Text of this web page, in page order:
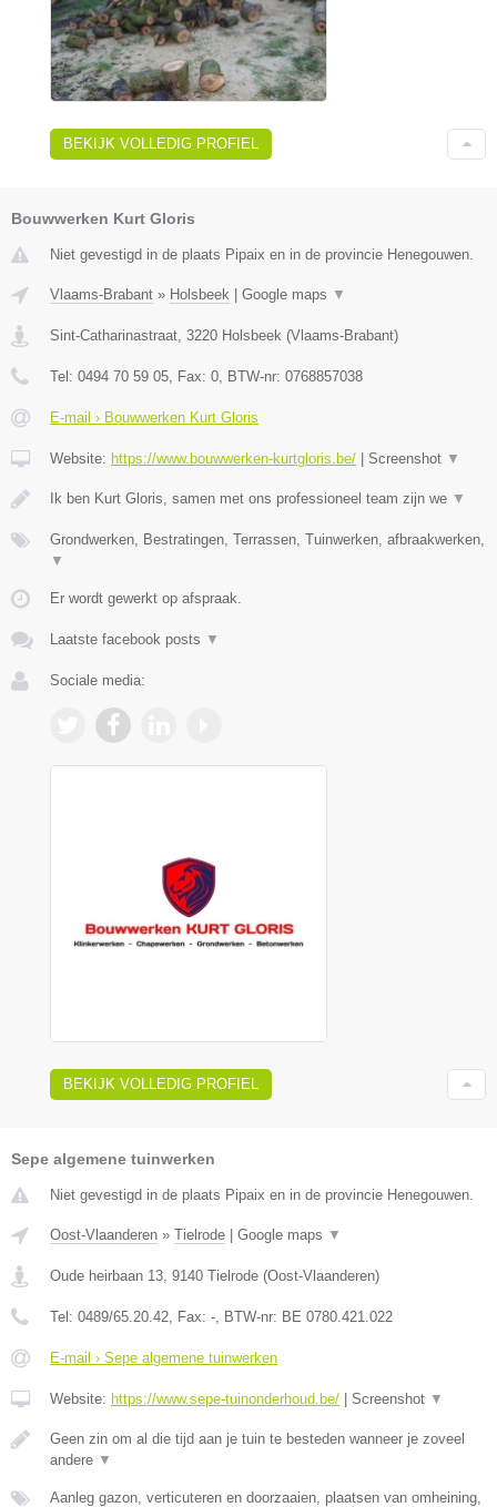
BEKIJK VOLLEDIG PROFIEL
Bouwwerken Kurt Gloris
Niet gevestigd in de plaats Pipaix en in de provincie Henegouwen.
Vlaams-Brabant » Holsbeek Google maps ▼
Sint-Catharinastraat 3220 Holsbeek (Vlaams-Brabant)
Tel: 0494 70 59 05 , Fax: 0 , BTW-nr: 0768857038
E-mail › Bouwwerken Kurt Gloris
Website: https://www.bouwwerken-kurtgloris.be/ Screenshot ▼
Ik ben Kurt Gloris, samen met ons professioneel team zijn we ▼
Grondwerken, Bestratingen, Terrassen, Tuinwerken, afbraakwerken,
▼
Er wordt gewerkt op afspraak.
Laatste facebook posts ▼
Sociale media:
BEKIJK VOLLEDIG PROFIEL
Sepe algemene tuinwerken
Niet gevestigd in de plaats Pipaix en in de provincie Henegouwen.
Oost-Vlaanderen » Tielrode Google maps ▼
Oude heirbaan 13 9140 Tielrode (Oost-Vlaanderen)
Tel: 0489/65.20.42 , Fax: - , BTW-nr: BE 0780.421.022
E-mail › Sepe algemene tuinwerken
Website: https://www.sepe-tuinonderhoud.be/ Screenshot ▼
Geen zin om al die tijd aan je tuin te besteden wanneer je zoveel
andere ▼
Aanleg gazon, verticuteren en doorzaaien, plaatsen van omheining,